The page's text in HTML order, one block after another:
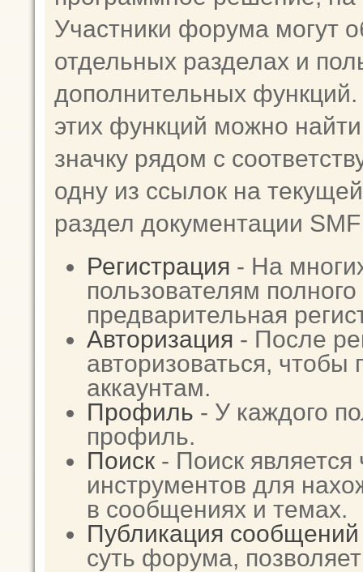
Участники форума могут
отдельных разделах и
дополнительных
этих функций можно
значку рядом с
одну из ссылок на
раздел документации
Регистрация - На
пользователям
предварительная
Авторизация - После
авторизоваться, чтобы
аккаунтам.
Профиль - У каждого
профиль.
Поиск - Поиск
инструментов для
в сообщениях и темах.
Публикация сообщений
суть форума,